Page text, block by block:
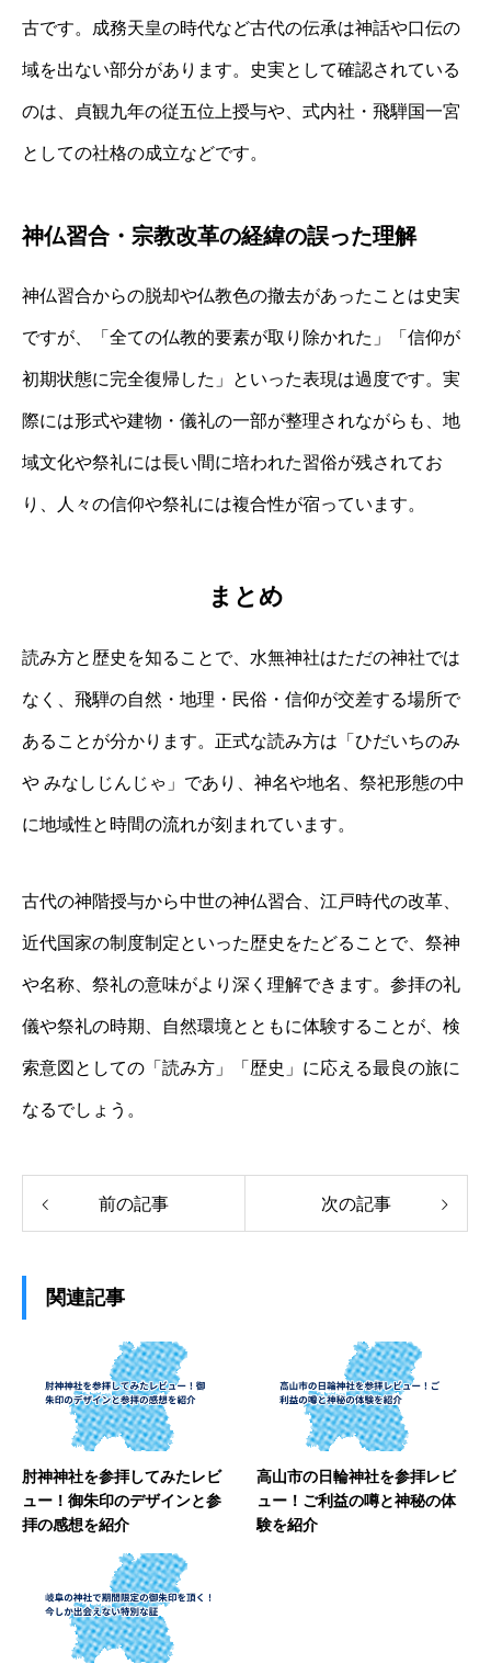
古です。成務天皇の時代など古代の伝承は神話や口伝の
域を出ない部分があります。史実として確認されている
のは、貞観九年の従五位上授与や、式内社・飛騨国一宮
としての社格の成立などです。
神仏習合・宗教改革の経緯の誤った理解
神仏習合からの脱却や仏教色の撤去があったことは史実
ですが、「全ての仏教的要素が取り除かれた」「信仰が
初期状態に完全復帰した」といった表現は過度です。実
際には形式や建物・儀礼の一部が整理されながらも、地
域文化や祭礼には長い間に培われた習俗が残されてお
り、人々の信仰や祭礼には複合性が宿っています。
まとめ
読み方と歴史を知ることで、水無神社はただの神社では
なく、飛騨の自然・地理・民俗・信仰が交差する場所で
あることが分かります。正式な読み方は「ひだいちのみ
や みなしじんじゃ」であり、神名や地名、祭祀形態の中
に地域性と時間の流れが刻まれています。
古代の神階授与から中世の神仏習合、江戸時代の改革、
近代国家の制度制定といった歴史をたどることで、祭神
や名称、祭礼の意味がより深く理解できます。参拝の礼
儀や祭礼の時期、自然環境とともに体験することが、検
索意図としての「読み方」「歴史」に応える最良の旅に
なるでしょう。
前の記事 次の記事
関連記事
肘神神社を参拝してみたレビ
ュー！御朱印のデザインと参
拝の感想を紹介
高山市の日輪神社を参拝レビ
ュー！ご利益の噂と神秘の体
験を紹介